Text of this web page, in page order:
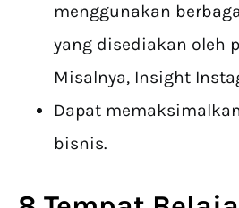
menggunakan
yang disediakan oleh
Misalnya, Insight
Dapat
bisnis.